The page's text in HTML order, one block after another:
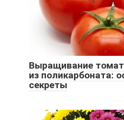
Выращивание
из поликарбоната:
секреты